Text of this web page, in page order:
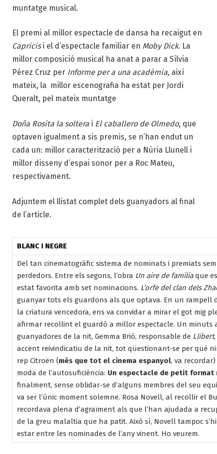
muntatge musical.
El premi al millor espectacle de dansa ha recaigut en
Capricisi el d’espectacle familiar en Moby Dick. La
millor composició musical ha anat a parar a Sílvia
Pérez Cruz per Informe per a una acadèmia, així
mateix, la millor escenografia ha estat per Jordi
Queralt, pel mateix muntatge
Doña Rosita la soltera i El caballero de Olmedo, que
optaven igualment a sis premis, se n’han endut un
cada un: millor caracterització per a Núria Llunell i
millor disseny d’espai sonor per a Roc Mateu,
respectivament.
Adjuntem el llistat complet dels guanyadors al final
de l’article.
BLANC I NEGRE
Del tan cinematogràfic sistema de nominats i premiats
perdedors. Entre els segons, l’obra Un aire de famíliaque
estat favorita amb set nominacions. L’orfe del clan dels
guanyar tots els guardons als que optava. En un rampell
la criatura vencedora, ens va convidar a mirar el got mig
afirmar recollint el guardó a millor espectacle. Un minuts
guanyadores de la nit, Gemma Brió, responsable de Llibert
accent reivindicatiu de la nit, tot qüestionant-se per què
rep Citroën (més que tot el cinema espanyol, va
moda de l’autosuficiència: Un espectacle de petit format
finalment, sense oblidar-se d’alguns membres del seu
va ser l’únic moment solemne. Rosa Novell, al recollir el
recordava plena d’agraïment als que l’han ajudada a
de la greu malaltia que ha patit. Això sí, Novell tampoc
estar entre les nominades de l’any vinent. Ho veurem.